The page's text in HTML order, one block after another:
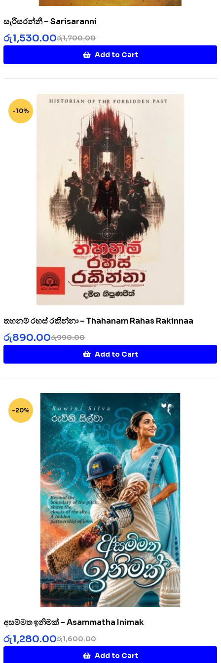
සැරිසරන්නී – Sarisaranni
රු1,700.00
රු1,530.00
Add to Cart
-10%
තහනම් රහස් රකින්නා – Thahanam Rahas Rakinnaa
රු990.00
රු890.00
Add to Cart
-20%
අසම්මත ඉනිමක් – Asammatha Inimak
රු1,600.00
රු1,280.00
Add to Cart